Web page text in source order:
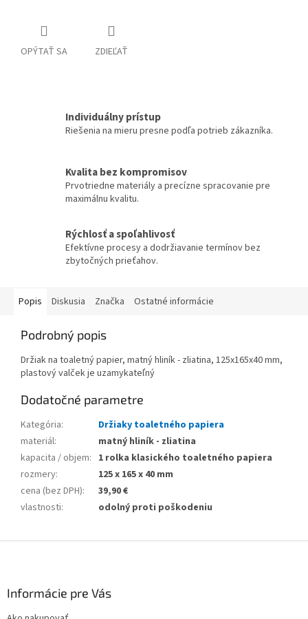
OPÝTAŤ SA ZDIEĽAŤ
Individuálny prístup
Riešenia na mieru presne podľa potrieb zákazníka.
Kvalita bez kompromisov
Prvotriedne materiály a precízne spracovanie pre
maximálnu kvalitu.
Rýchlosť a spoľahlivosť
Efektívne procesy a dodržiavanie termínov bez
zbytočných prieťahov.
Popis Diskusia Značka Ostatné informácie
Podrobný popis
Držiak na toaletný papier, matný hliník - zliatina, 125x165x40 mm,
plastový valček je uzamykateľný
Dodatočné parametre
Kategória:
Držiaky toaletného papiera
materiál:
matný hliník - zliatina
kapacita / objem: 1 rolka klasického toaletného papiera
rozmery:
125 x 165 x 40 mm
cena (bez DPH):
39,90 €
vlastnosti: odolný proti poškodeniu
Informácie pre Vás